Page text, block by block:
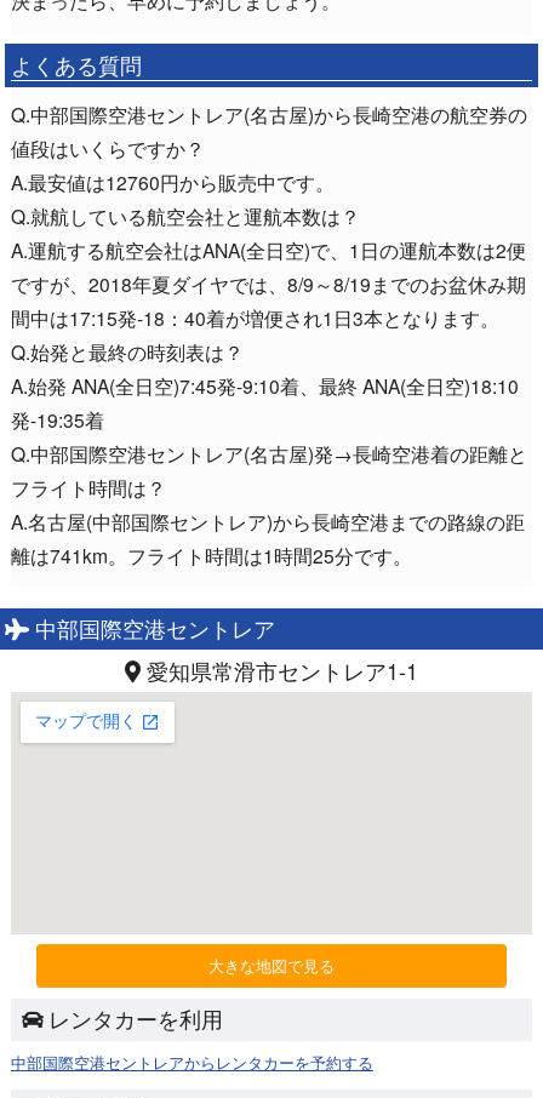
よくある質問
Q.中部国際空港セントレア(名古屋)から長崎空港の航空券の
値段はいくらですか？
A.最安値は12760円から販売中です。
Q.就航している航空会社と運航本数は？
A.運航する航空会社はANA(全日空)で、1日の運航本数は2便
ですが、2018年夏ダイヤでは、8/9～8/19までのお盆休み期
間中は17:15発-18：40着が増便され1日3本となります。
Q.始発と最終の時刻表は？
A.始発 ANA(全日空)7:45発-9:10着、最終 ANA(全日空)18:10
発-19:35着
Q.中部国際空港セントレア(名古屋)発→長崎空港着の距離と
フライト時間は？
A.名古屋(中部国際セントレア)から長崎空港までの路線の距
離は741km。フライト時間は1時間25分です。
中部国際空港セントレア
愛知県常滑市セントレア1-1
大きな地図で見る
レンタカーを利用
中部国際空港セントレアからレンタカーを予約する